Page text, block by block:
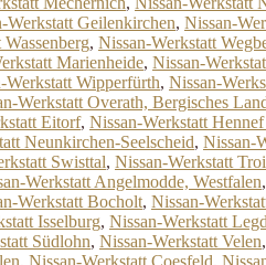
Werkstatt Geilenkirchen, Nissan-
, Nissan-Werkstatt
Marienheide, Nissan-
Werkstatt Wipperfürth, Nissan-
Werkstatt Overath, Bergisches
Eitorf, Nissan-Werkstatt
Neunkirchen-Seelscheid, Nissan-
Swisttal, Nissan-Werkstatt
Werkstatt Angelmodde, Westfalen,
Werkstatt Bocholt, Nissan-
Isselburg, Nissan-Werkstatt
Südlohn, Nissan-Werkstatt Velen,
, Nissan-Werkstatt Coesfeld,